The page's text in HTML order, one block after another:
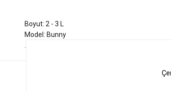
Boyut: 2 - 3 L
Model: Bunny